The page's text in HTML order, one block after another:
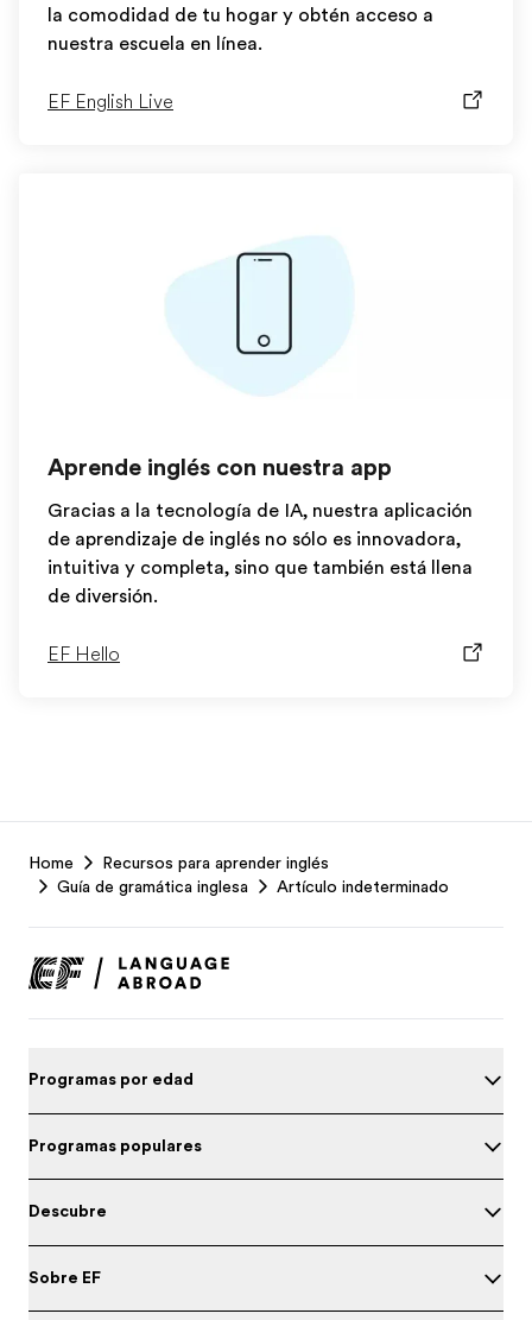
la comodidad de tu hogar y obtén acceso a
nuestra escuela en línea.
EF English Live
Aprende inglés con nuestra app
Gracias a la tecnología de IA, nuestra aplicación
de aprendizaje de inglés no sólo es innovadora,
intuitiva y completa, sino que también está llena
de diversión.
EF Hello
Footer
Home
Recursos para aprender inglés
Guía de gramática inglesa
Artículo indeterminado
Programas por edad
Programas populares
Descubre
Sobre EF